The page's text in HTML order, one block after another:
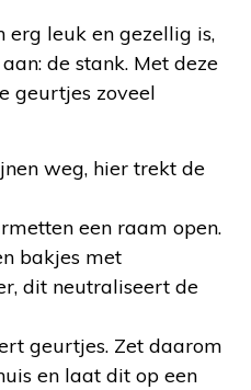
erg leuk en gezellig is,
de stank. Met deze
geurtjes zoveel
weg, hier trekt de
een raam open.
bakjes met
dit neutraliseert de
geurtjes. Zet daarom
en laat dit op een